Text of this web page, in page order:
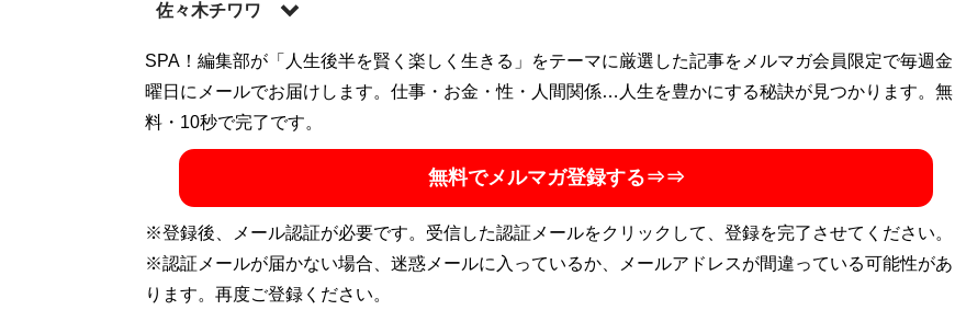
佐々木チワワ
現役女子大生ライター。10代の頃から歌舞伎町に出入りし、フィールドワークと自身のアクションリサ
ーチを基に大学で「歌舞伎町の社会学」を研究する。歌舞伎町の文化とZ世代にフォーカスした記事を多
数執筆。ツイッターは
「ぴえん」という病 SNS世代の消費と承認』
21歳・現役女子大生ライターが送る、衝撃のデビュー作！
SPA！編集部が「人生後半を賢く楽しく生きる」をテーマに厳選した記事をメルマガ会員限定で毎週金
曜日にメールでお届けします。仕事・お金・性・人間関係…人生を豊かにする秘訣が見つかります。無
料・10秒で完了です。
無料でメルマガ登録する⇒⇒
※登録後、メール認証が必要です。受信した認証メールをクリックして、登録を完了させてください。
※認証メールが届かない場合、迷惑メールに入っているか、メールアドレスが間違っている可能性があ
ります。再度ご登録ください。